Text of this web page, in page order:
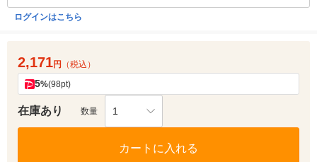
ログインはこちら
2,171円 （税込）
5%(98pt)
在庫あり 数量 1
カートに入れる